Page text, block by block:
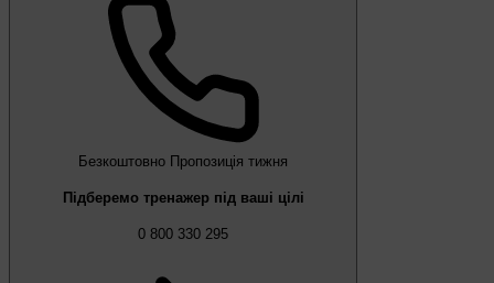
Безкоштовно Пропозиція тижня
Підберемо тренажер під ваші цілі
0 800 330 295